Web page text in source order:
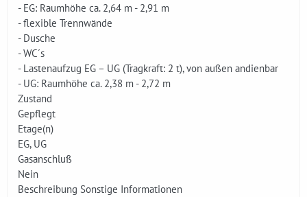
- EG: Raumhöhe ca. 2,64 m - 2,91 m
- flexible Trennwände
- Dusche
- WC´s
- Lastenaufzug EG – UG (Tragkraft: 2 t), von außen andienbar
- UG: Raumhöhe ca. 2,38 m - 2,72 m
Zustand
Gepflegt
Etage(n)
EG, UG
Gasanschluß
Nein
Beschreibung Sonstige Informationen